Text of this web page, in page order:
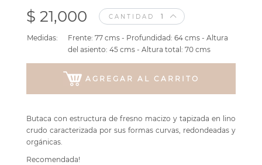
$ 21,000 CANTIDAD
Medidas:
Frente: 77 cms - Profundidad: 64 cms - Altura
del asiento: 45 cms - Altura total: 70 cms
AGREGAR AL CARRITO
Butaca con estructura de fresno macizo y tapizada en lino
crudo caracterizada por sus formas curvas, redondeadas y
orgánicas.
Recomendada!